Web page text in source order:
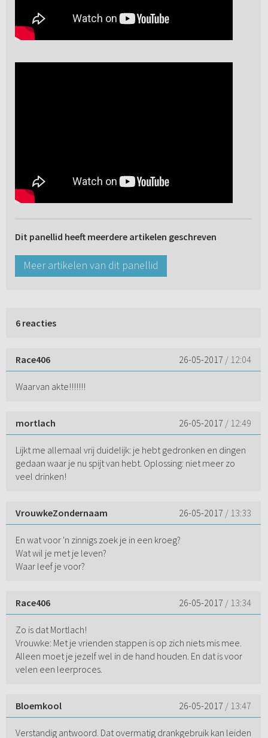
Dit panellid heeft meerdere artikelen geschreven
Meer artikelen van dit panellid
6 reacties
Race406 26-05-2017 / 12:04
Waarvan akte!!!!!!!
mortlach 26-05-2017 / 12:49
Lijkt me allemaal vrij duidelijk: je hebt gedronken en dingen
gedaan waar je nu spijt van hebt. Oplossing: niet meer zo
veel drinken!
VrouwkeZondernaam 26-05-2017 / 13:33
En wat voor 'n zinnigs zoek je in een kroeg?
Wat wil je met je leven?
Waar leef je voor?
Race406 26-05-2017 / 13:34
Zo is dat Mortlach!
Vrouwke: Met je vrienden stappen is op zich niets mis mee.
Alleen moet je jezelf wel in de hand houden. En dat is voor
velen een leerproces.
Bloemkool 26-05-2017 / 13:47
Verstandig antwoord. Dat overmatig drankgebruik kan leiden